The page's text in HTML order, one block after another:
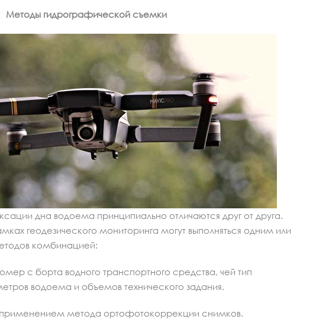
Методы гидрографической съемки
дна водоема принципиально отличаются друг от друга.
геодезического мониторинга могут выполняться одним или
комбинацией:
с борта водного транспортного средства, чей тип
водоема и объемов технического задания.
метода ортофотокоррекции снимков.